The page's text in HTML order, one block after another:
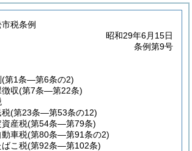
税条例
昭和29年6月15日
条例第9号
(第1条―第6条の2)
収(第7条―第22条)
税(第23条―第53条の12)
資産税(第54条―第79条)
動車税(第80条―第91条の2)
ばこ税(第92条―第102条)